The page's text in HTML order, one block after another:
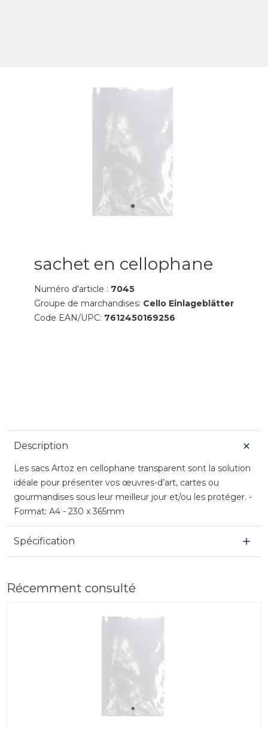
sachet en cellophane
Numéro d'article : 7045
Groupe de marchandises: Cello Einlageblätter
Code EAN/UPC: 7612450169256
Description
Les sacs Artoz en cellophane transparent sont la solution
idéale pour présenter vos œuvres-d’art, cartes ou
gourmandises sous leur meilleur jour et/ou les protéger. -
Format: A4 - 230 x 365mm
Spécification
Récemment consulté